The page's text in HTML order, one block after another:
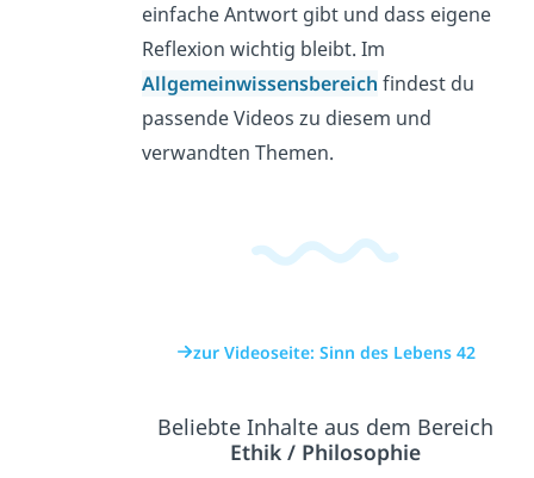
einfache Antwort gibt und dass eigene
Reflexion wichtig bleibt. Im
Allgemeinwissensbereich findest du
passende Videos zu diesem und
verwandten Themen.
zur Videoseite: Sinn des Lebens 42
Beliebte Inhalte aus dem Bereich
Ethik / Philosophie